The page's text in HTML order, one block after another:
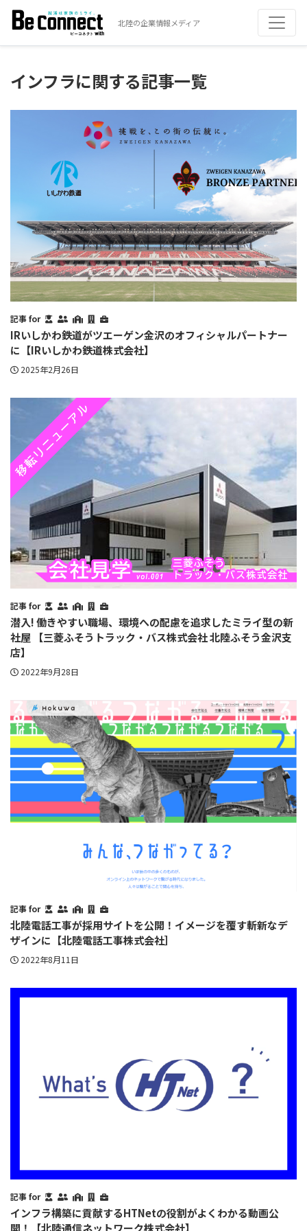
北陸の企業情報メディア
インフラに関する記事一覧
記事 for
IRいしかわ鉄道がツエーゲン金沢のオフィシャルパートナー
に【IRいしかわ鉄道株式会社】
2025年2月26日
記事 for
潜入! 働きやすい職場、環境への配慮を追求したミライ型の新
社屋 【三菱ふそうトラック・バス株式会社 北陸ふそう金沢支
店】
2022年9月28日
記事 for
北陸電話工事が採用サイトを公開！イメージを覆す斬新なデ
ザインに【北陸電話工事株式会社］
2022年8月11日
記事 for
インフラ構築に貢献するHTNetの役割がよくわかる動画公
開！【北陸通信ネットワーク株式会社】